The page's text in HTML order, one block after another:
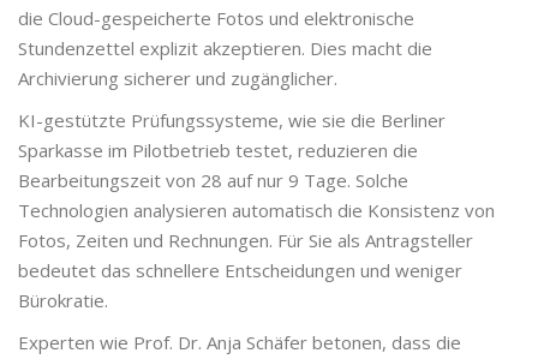
die Cloud-gespeicherte Fotos und elektronische
Stundenzettel explizit akzeptieren. Dies macht die
Archivierung sicherer und zugänglicher.
KI-gestützte Prüfungssysteme, wie sie die Berliner
Sparkasse im Pilotbetrieb testet, reduzieren die
Bearbeitungszeit von 28 auf nur 9 Tage. Solche
Technologien analysieren automatisch die Konsistenz von
Fotos, Zeiten und Rechnungen. Für Sie als Antragsteller
bedeutet das schnellere Entscheidungen und weniger
Bürokratie.
Experten wie Prof. Dr. Anja Schäfer betonen, dass die